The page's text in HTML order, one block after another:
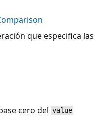
que especifica las
cero del value